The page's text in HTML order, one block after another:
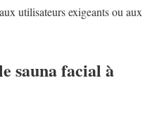
utilisateurs exigeants ou aux
sauna facial à